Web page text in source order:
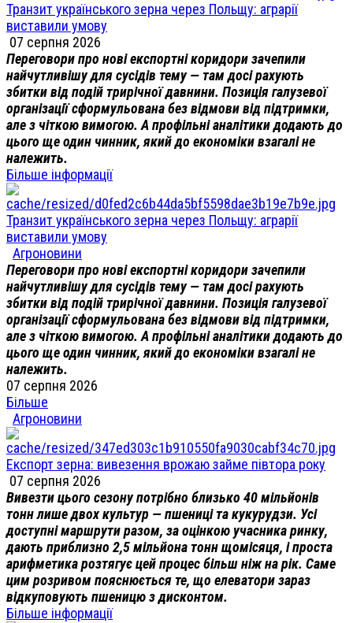
Транзит українського зерна через Польщу: аграрії
виставили умову
07 серпня 2026
Переговори про нові експортні коридори зачепили
найчутливішу для сусідів тему — там досі рахують
збитки від подій трирічної давнини. Позиція галузевої
організації сформульована без відмови від підтримки,
але з чіткою вимогою. А профільні аналітики додають до
цього ще один чинник, який до економіки взагалі не
належить.
Більше інформації
Транзит українського зерна через Польщу: аграрії
виставили умову
Агроновини
Переговори про нові експортні коридори зачепили
найчутливішу для сусідів тему — там досі рахують
збитки від подій трирічної давнини. Позиція галузевої
організації сформульована без відмови від підтримки,
але з чіткою вимогою. А профільні аналітики додають до
цього ще один чинник, який до економіки взагалі не
належить.
07 серпня 2026
Більше
Агроновини
Експорт зерна: вивезення врожаю займе півтора року
07 серпня 2026
Вивезти цього сезону потрібно близько 40 мільйонів
тонн лише двох культур — пшениці та кукурудзи. Усі
доступні маршрути разом, за оцінкою учасника ринку,
дають приблизно 2,5 мільйона тонн щомісяця, і проста
арифметика розтягує цей процес більш ніж на рік. Саме
цим розривом пояснюється те, що елеватори зараз
відкуповують пшеницю з дисконтом.
Більше інформації